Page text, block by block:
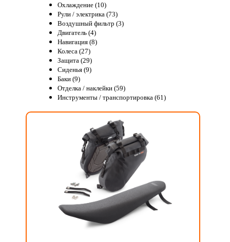
Охлаждение (10)
Рули / электрика (73)
Воздушный фильтр (3)
Двигатель (4)
Навигация (8)
Колеса (27)
Защита (29)
Сиденья (9)
Баки (9)
Отделка / наклейки (59)
Инструменты / транспортировка (61)